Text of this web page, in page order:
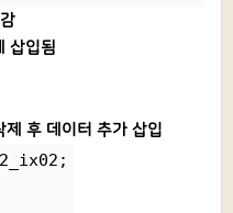
삽입됨
후 데이터 추가 삽입